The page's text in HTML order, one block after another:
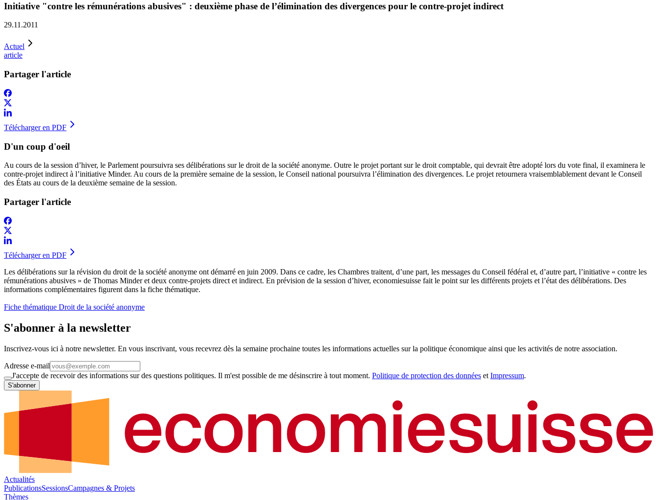
Initiative "contre les rémunérations abusives" : deuxième phase de l’élimination des divergences pour le contre-projet indirect
29.11.2011
Actuel
article
Partager l'article
Télécharger en PDF
D'un coup d'oeil
​Au cours de la session d’hiver, le Parlement poursuivra ses délibérations sur le droit de la société anonyme. Outre le projet portant sur le droit comptable, qui devrait être adopté lors du vote final, il examinera le
contre-projet indirect à l’initiative Minder. Au cours de la première semaine de la session, le Conseil national poursuivra l’élimination des divergences. Le projet retournera vraisemblablement devant le Conseil
des États au cours de la deuxième semaine de la session.
Partager l'article
Télécharger en PDF
​Les délibérations sur la révision du droit de la société anonyme ont démarré en juin 2009. Dans ce cadre, les Chambres traitent, d’une part, les messages du Conseil fédéral et, d’autre part, l’initiative « contre les
rémunérations abusives » de Thomas Minder et deux contre-projets direct et indirect. En prévision de la session d’hiver, economiesuisse fait le point sur les différents projets et l’état des délibérations. Des
informations complémentaires figurent dans la fiche thématique.
Fiche thématique Droit de la société anonyme
S'abonner à la newsletter
Inscrivez-vous ici à notre newsletter. En vous inscrivant, vous recevrez dès la semaine prochaine toutes les informations actuelles sur la politique économique ainsi que les activités de notre association.
Adresse e-mail
J'accepte de recevoir des informations sur des questions politiques. Il m'est possible de me désinscrire à tout moment. Politique de protection des données et Impressum.
S'abonner
Actualités
PublicationsSessionsCampagnes & Projets
Thèmes